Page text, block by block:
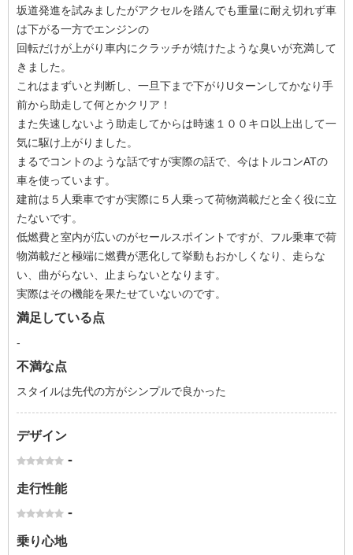
坂道発進を試みましたがアクセルを踏んでも重量に耐え切れず車
は下がる一方でエンジンの
回転だけが上がり車内にクラッチが焼けたような臭いが充満して
きました。
これはまずいと判断し、一旦下まで下がりUターンしてかなり手
前から助走して何とかクリア！
また失速しないよう助走してからは時速１００キロ以上出して一
気に駆け上がりました。
まるでコントのような話ですが実際の話で、今はトルコンATの
車を使っています。
建前は５人乗車ですが実際に５人乗って荷物満載だと全く役に立
たないです。
低燃費と室内が広いのがセールスポイントですが、フル乗車で荷
物満載だと極端に燃費が悪化して挙動もおかしくなり、走らな
い、曲がらない、止まらないとなります。
実際はその機能を果たせていないのです。
満足している点
-
不満な点
スタイルは先代の方がシンプルで良かった
デザイン
-
走行性能
-
乗り心地